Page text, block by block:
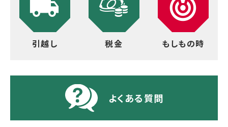
引越し 税金 もしもの時
よくある質問